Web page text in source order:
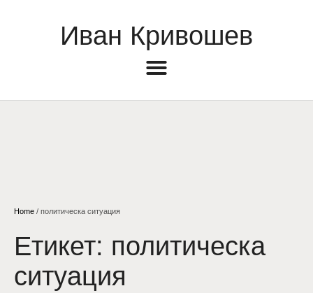
Иван Кривошев
Home / политическа ситуация
Етикет: политическа
ситуация